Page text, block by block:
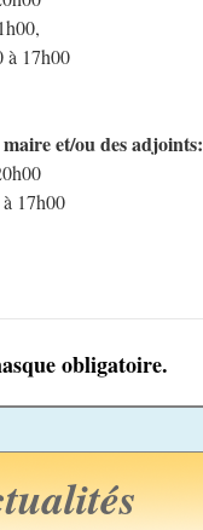
à 17h00
et/ou des adjoints:
17h00
obligatoire.